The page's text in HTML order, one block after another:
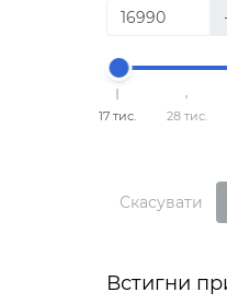
17 тис. 28 тис.
Скасувати
Встигни